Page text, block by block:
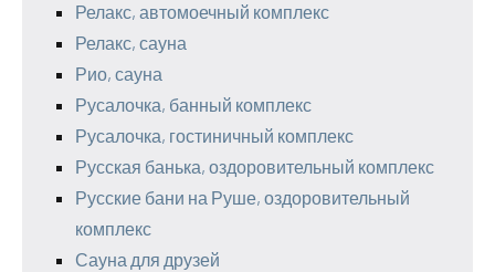
Релакс, автомоечный комплекс
Релакс, сауна
Рио, сауна
Русалочка, банный комплекс
Русалочка, гостиничный комплекс
Русская банька, оздоровительный комплекс
Русские бани на Руше, оздоровительный
комплекс
Сауна для друзей